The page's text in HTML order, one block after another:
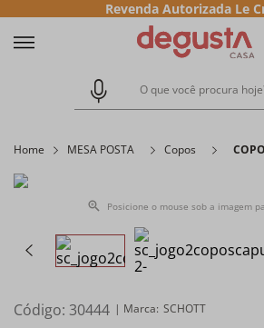
Revenda Autorizada Le
O que você procura hoje?
Home MESA POSTA Copos
Posicione o mouse sob a imagem
Código: 30444 SCHOTT